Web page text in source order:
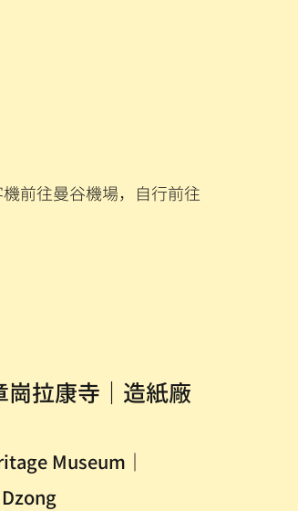
前往曼谷機場，自行前往
拉康寺｜造紙廠
Museum｜